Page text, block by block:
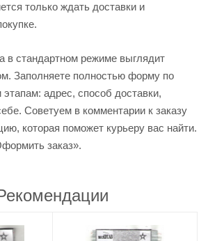
только ждать доставки и
в стандартном режиме выглядит
Заполняете полностью форму по
адрес, способ доставки,
Советуем в комментарии к заказу
которая поможет курьеру вас найти.
заказ».